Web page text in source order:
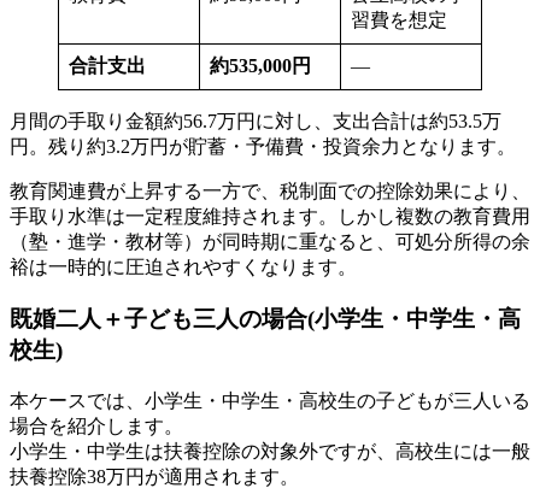
習費を想定
合計支出 約535,000円 —
月間の手取り金額約56.7万円に対し、支出合計は約53.5万
円。残り約3.2万円が貯蓄・予備費・投資余力となります。
教育関連費が上昇する一方で、税制面での控除効果により、
手取り水準は一定程度維持されます。しかし複数の教育費用
（塾・進学・教材等）が同時期に重なると、可処分所得の余
裕は一時的に圧迫されやすくなります。
既婚二人＋子ども三人の場合(小学生・中学生・高
校生)
本ケースでは、小学生・中学生・高校生の子どもが三人いる
場合を紹介します。
小学生・中学生は扶養控除の対象外ですが、高校生には一般
扶養控除38万円が適用されます。